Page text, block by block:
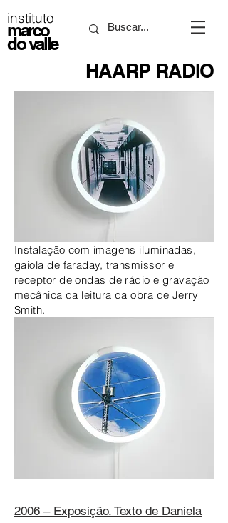
instituto
marco
do valle
HAARP RADIO
2006 – Exposição. Texto de Daniela
Instalação com imagens iluminadas,
gaiola de faraday, transmissor e
receptor de ondas de rádio e gravação
mecânica da leitura da obra de Jerry
Smith.